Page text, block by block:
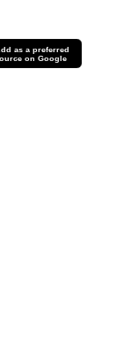
as a preferred
on Google